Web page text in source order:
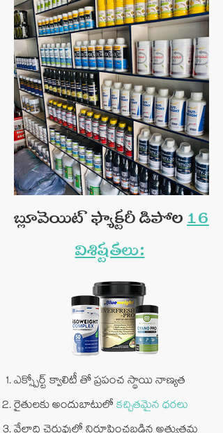
బ్లూవెయిట్ ఫ్యాక్టరీ డిపోల16
విశిష్టతలు:
ఎక్స్పోర్ట్ క్వాలిటీ తో ప్రపంచ స్థాయి నాణ్యత
రైతులకు అందుబాటులోకచ్చితమైన ధరలు